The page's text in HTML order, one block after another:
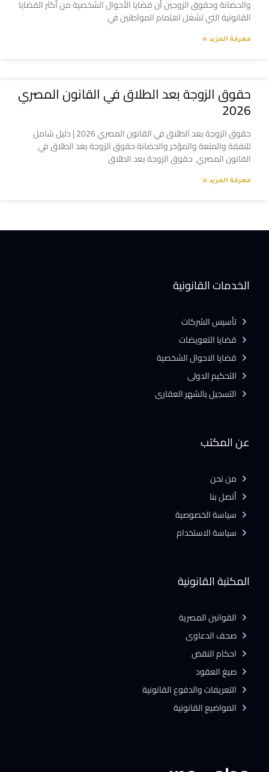
والحضانة وحقوق الزوجين أن قضايا الأحوال الشخصية من أكثر القضايا
القانونية التي تشغل اهتمام المواطنين في
معرفة المزيد »
حقوق الزوجة بعد الطلاق في القانون المصري
2026
حقوق الزوجة بعد الطلاق في القانون المصري 2026 | دليل شامل
للنفقة والمتعة والمؤخر والحضانة حقوق الزوجة بعد الطلاق في
القانون المصري حقوق الزوجة بعد الطلاق
معرفة المزيد »
المكتبة القانونية
القوانين المصرية
صحف الدعاوى
احكام النقض
صيغ العقود
التعريفات والدفوع القانونية
المواضيع القانونية
عن المكتب
من نحن
أتصل بنا
سياسة الخصوصية
سياسة الاستخدام
الخدمات القانونية
تأسيس الشركات
قضايا التعويضات
قضايا الاحوال الشخصية
التحكيم الدولى
التسجيل بالشهر العقارى